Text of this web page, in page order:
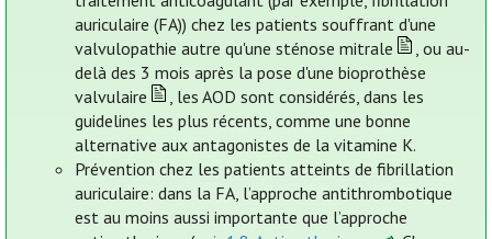
auriculaire (FA)) chez les patients souffrant d'une
valvulopathie autre qu'une sténose mitrale
, ou au-
delà des 3 mois après la pose d'une bioprothèse
valvulaire
, les AOD sont considérés, dans les
guidelines les plus récents, comme une bonne
alternative aux antagonistes de la vitamine K.
Prévention chez les patients atteints de fibrillation
auriculaire: dans la FA, l’approche antithrombotique
est au moins aussi importante que l’approche